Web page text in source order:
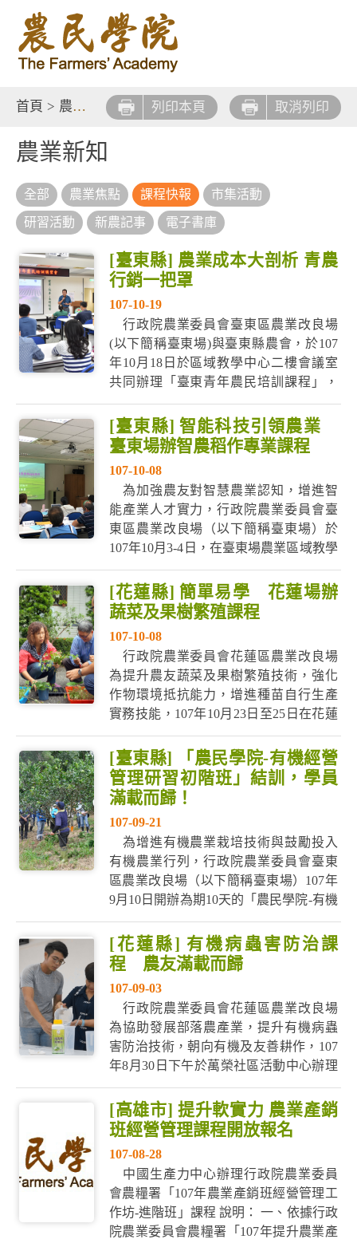
首頁 > 農業新知 取消列印
列印本頁
農業新知
全部 農業焦點 課程快報 市集活動
研習活動 新農記事 電子書庫
[臺東縣] 農業成本大剖析 青農
行銷一把罩
107-10-19
行政院農業委員會臺東區農業改良場
(以下簡稱臺東場)與臺東縣農會，於107
年10月18日於區域教學中心二樓會議室
共同辦理「臺東青年農民培訓課程」，
共計25餘位青年農民報名參加。 臺東場
陳信言場長於開訓時表示，青年農民除
了基本的農業栽培技術外，更需了解農
業成本的結構與計算方式，同時加強品
牌的行銷能力，不斷發揮創意，才能在
競爭的消...
[臺東縣] 智能科技引領農業
臺東場辦智農稻作專業課程
107-10-08
為加強農友對智慧農業認知，增進智
能產業人才實力，行政院農業委員會臺
東區農業改良場（以下簡稱臺東場）於
107年10月3-4日，在臺東場農業區域教學
中心舉辦「智慧農業4.0職能基準-稻作專
業課程」教育訓練，本次學員皆對未來
智慧農業的應用極有興趣，均表示於兩
天的課程獲取豐富的知識，滿載而歸。
臺東場陳信言場長開訓時表示，目前臺
灣農...
[花蓮縣] 簡單易學 花蓮場辦
蔬菜及果樹繁殖課程
107-10-08
行政院農業委員會花蓮區農業改良場
為提升農友蔬菜及果樹繁殖技術，強化
作物環境抵抗能力，增進種苗自行生產
實務技能，107年10月23日至25日在花蓮
區農業改良場辦理農民學院進階選修訓
練-蔬菜及果樹繁殖技術班。 花蓮農改場
代理場長蔡宜峯表示，花蓮生產的水
稻，在好山好水的環境、農改場輔導及
農民的努力耕種下，每年在全國米質競
爭總是名列...
[臺東縣] 「農民學院-有機經營
管理研習初階班」結訓，學員
滿載而歸！
107-09-21
為增進有機農業栽培技術與鼓勵投入
有機農業行列，行政院農業委員會臺東
區農業改良場（以下簡稱臺東場）107年
9月10日開辦為期10天的「農民學院-有機
經營管理研習初階班」課程，並於9月21
日順利結訓。 臺東場陳信言場長主持結
訓，並恭喜學員順利完成10天的訓練課
程。陳場長表示，臺東場藉由有機農業
多元應用課程，引導學員朝向友善環境
栽...
[花蓮縣] 有機病蟲害防治課
程 農友滿載而歸
107-09-03
行政院農業委員會花蓮區農業改良場
為協助發展部落農產業，提升有機病蟲
害防治技術，朝向有機及友善耕作，107
年8月30日下午於萬榮社區活動中心辦理
部落行動教室-有機農業系列課程四-有機
病蟲害管理，有來自萬榮、西林、見晴
及其他地區農友共襄盛舉，均表示受益
良多。 花蓮農改場助理研究員林正木表
示，四場次的有機農業系列課程已邁...
[高雄市] 提升軟實力 農業產銷
班經營管理課程開放報名
107-08-28
中國生產力中心辦理行政院農業委員
會農糧署「107年農業產銷班經營管理工
作坊-進階班」課程 說明： 一、依據行政
院農業委員會農糧署「107年提升農業產